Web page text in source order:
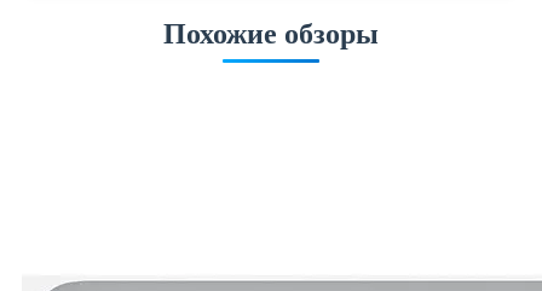
Похожие обзоры